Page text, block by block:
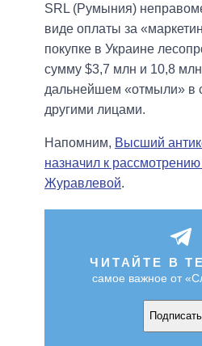
SRL (Румыния)
виде оплаты за
покупке в Украине
сумму $3,7 млн ​​и 10,8
дальнейшем «отмыли» в
другими лицами.
Напомним, Высший
назначил к
Журавлевой.
ЧИТАЙТЕ В
самое важное от